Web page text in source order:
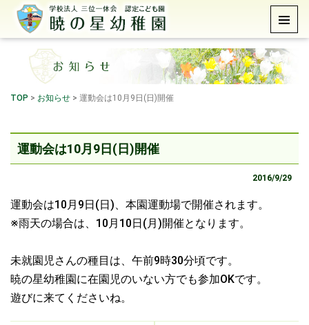
TOP > お知らせ > 運動会は10月9日(日)開催
運動会は10月9日(日)開催
2016/9/29
運動会は10月9日(日)、本園運動場で開催されます。
※雨天の場合は、10月10日(月)開催となります。
未就園児さんの種目は、午前9時30分頃です。
暁の星幼稚園に在園児のいない方でも参加OKです。
遊びに来てくださいね。